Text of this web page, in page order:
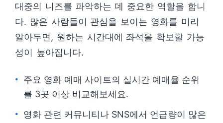
대중의 니즈를 파악하는 데 중요한 역할을 합니
다. 많은 사람들이 관심을 보이는 영화를 미리
알아두면, 원하는 시간대에 좌석을 확보할 가능
성이 높아집니다.
주요 영화 예매 사이트의 실시간 예매율 순위
를 3곳 이상 비교해보세요.
영화 관련 커뮤니티나 SNS에서 언급량이 많은